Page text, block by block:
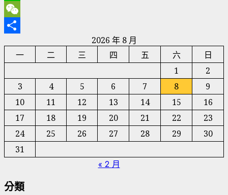
Line
WeChat
2026 年 8 月
一
二 三 四 五 六
日
1
2
3
4 5 6 7 8
9
10
11 12 13 14 15
16
17
18 19 20 21 22
23
24
25 26 27 28 29
30
31
« 2 月
分類